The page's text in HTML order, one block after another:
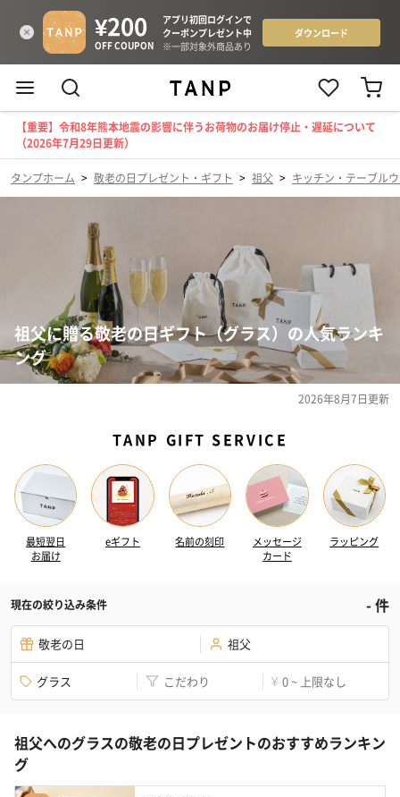
【重要】令和8年熊本地震の影響に伴うお荷物のお届け停止・遅延について
（2026年7月29日更新）
タンプホーム > 敬老の日プレゼント・ギフト > 祖父 > キッチン・テーブル
祖父に贈る敬老の日ギフト（グラス）の人気ランキ
ング
2026年8月7日更新
TANP GIFT SERVICE
最短翌日
お届け
eギフト 名前の刻印
メッセージ
カード
ラッピング
現在の絞り込み条件 -件
敬老の日 祖父
グラス こだわり ¥ 0 ~ 上限なし
祖父へのグラスの敬老の日プレゼントのおすすめランキン
グ